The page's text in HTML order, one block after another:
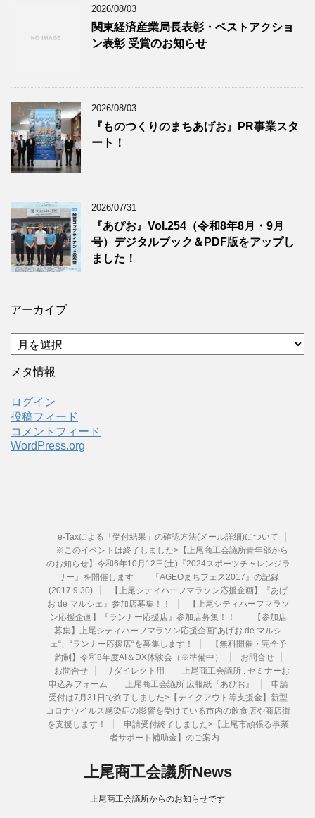
2026/08/03
関東経済産業局長表彰・ベストアクショ
ン表彰 受賞のお知らせ
2026/08/03
『ものつくりのまちあげお』PR事業スタ
ート！
2026/07/31
『あぴお』Vol.254（令和8年8月・9月
号）デジタルブック＆PDF版をアップし
ました！
アーカイブ
ア
ー
カ
ブ
メタ情報
ログイン
投稿フィード
コメントフィード
WordPress.org
e-Taxによる「受付結果」の確認方法(メール詳細)について
※このイベントは終了しました>【上尾商工会議所青年部から
のお知らせ】令和6年10月12日(土)『2024スポーツチャレンジラ
リー』を開催します
『AGEOまちフェス2017』の記録
(2017.9.30)
【上尾シティハーフマラソン応援企画】『あげ
お de マルシェ』参加店募集！！
【上尾シティハーフマラソ
ン応援企画】『ランナー応援店』参加店募集！！
【参加店
募集】上尾シティハーフマラソン応援企画“あげお de マルシ
ェ“、“ランナー応援店“を募集します！
【無料開催・完全予
約制】令和8年度AI＆DX体験会（※準備中）
お問合せ
お問合せ
リダイレクト用
上尾商工会議所 : セミナーお
申込みフォーム
上尾商工会議所 広報紙『あぴお』
申請
受付は7月31日で終了しました>【テイクアウト等支援金】新型
コロナウイルス感染症の影響を受けている市内の飲食店や商店街
を支援します！
申請受付終了しました>【上尾市頑張る事業
者サポート補助金】のご案内
上尾商工会議所News
上尾商工会議所からのお知らせです